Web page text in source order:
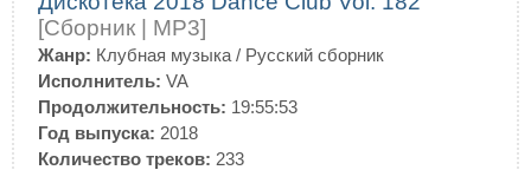
[Сборник | MP3]
Жанр: Клубная музыка / Русский сборник
Исполнитель: VA
Продолжительность: 19:55:53
Год выпуска: 2018
Количество треков: 233